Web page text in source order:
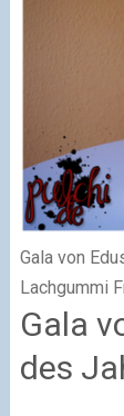
Gala von
Lachgummi
Gala
des